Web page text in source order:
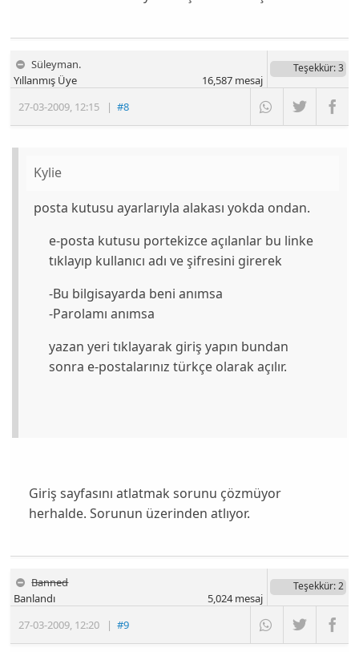
Süleyman.
27-03-2009, 12:15 |#8
Yıllanmış Üye
Teşekkür: 3
16,587mesaj
Kylie
posta kutusu ayarlarıyla alakası yokda ondan.
e-posta kutusu portekizce açılanlar bu linke
tıklayıp kullanıcı adı ve şifresini girerek
-Bu bilgisayarda beni anımsa
-Parolamı anımsa
yazan yeri tıklayarak giriş yapın bundan
sonra e-postalarınız türkçe olarak açılır.
Giriş sayfasını atlatmak sorunu çözmüyor
herhalde. Sorunun üzerinden atlıyor.
Banned
27-03-2009, 12:20 |#9
Banlandı
Teşekkür: 2
5,024mesaj